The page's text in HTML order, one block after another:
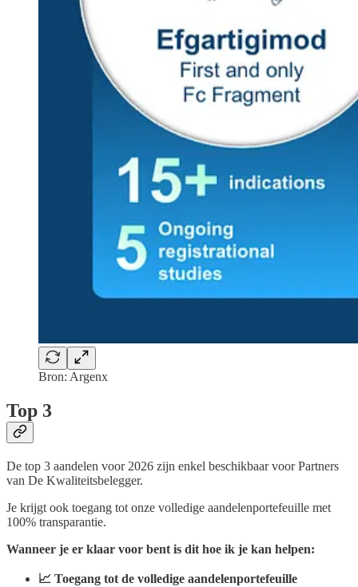
Bron: Argenx
Top 3
De top 3 aandelen voor 2026 zijn enkel beschikbaar voor Partners
van De Kwaliteitsbelegger.
Je krijgt ook toegang tot onze volledige aandelenportefeuille met
100% transparantie.
Wanneer je er klaar voor bent is dit hoe ik je kan helpen:
📈 Toegang tot de volledige aandelenportefeuille